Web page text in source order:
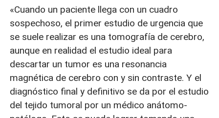
«Cuando un paciente llega con un cuadro
sospechoso, el primer estudio de urgencia que
se suele realizar es una tomografía de cerebro,
aunque en realidad el estudio ideal para
descartar un tumor es una resonancia
magnética de cerebro con y sin contraste. Y el
diagnóstico final y definitivo se da por el estudio
del tejido tumoral por un médico anátomo-